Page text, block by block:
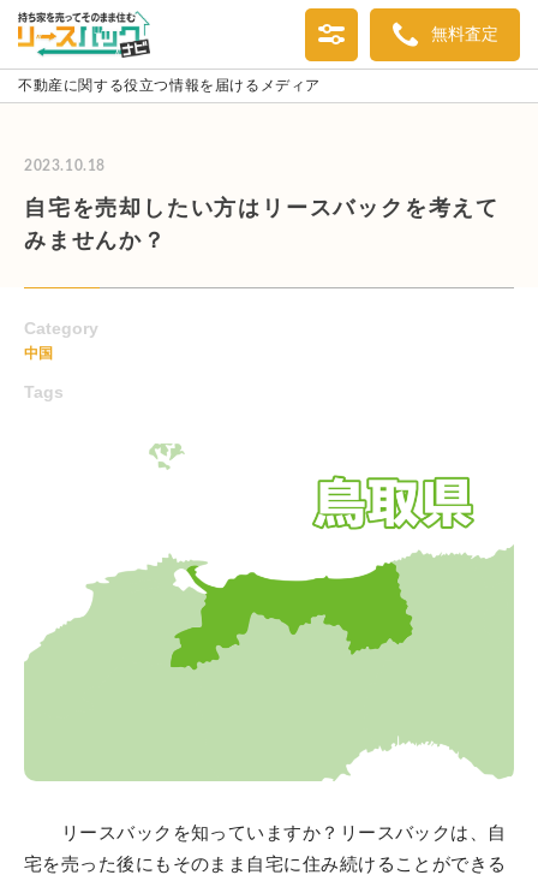
無料査定
不動産に関する役立つ情報を届けるメディア
2023.10.18
自宅を売却したい方はリースバックを考えて
みませんか？
Category
中国
Tags
リースバックを知っていますか？リースバックは、自
宅を売った後にもそのまま自宅に住み続けることができる